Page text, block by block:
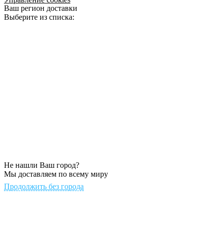
Ваш регион доставки
Выберите из списка:
Не нашли Ваш город?
Мы доставляем по всему миру
Продолжить без города